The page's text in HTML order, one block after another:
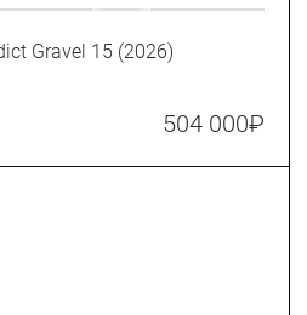
Gravel 15 (2026)
504 000₽